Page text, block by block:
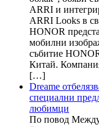
ARRI и
ARRI Looks в
HONOR
мобилни
събитие
Китай.
[…]
Dreame
специални
любимци
По повод